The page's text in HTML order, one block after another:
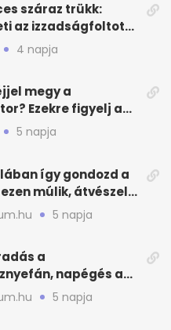
száraz trükk:
az izzadságfoltot
a matracról
4 napja
megy a
Ezekre figyelj a
alvásnál
5 napja
így gondozd a
múlik, átvészeli-
5 napja
a
napégés a
mit tehetsz most?
5 napja